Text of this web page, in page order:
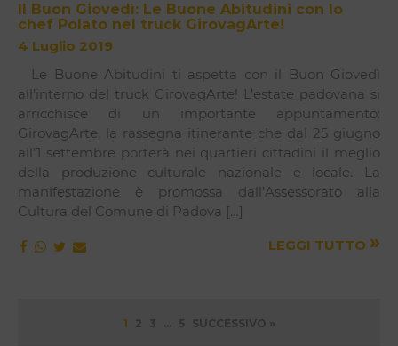
Il Buon Giovedì: Le Buone Abitudini con lo
chef Polato nel truck GirovagArte!
4 Luglio 2019
Le Buone Abitudini ti aspetta con il Buon Giovedì
all’interno del truck GirovagArte! L’estate padovana si
arricchisce di un importante appuntamento:
GirovagArte, la rassegna itinerante che dal 25 giugno
all’1 settembre porterà nei quartieri cittadini il meglio
della produzione culturale nazionale e locale. La
manifestazione è promossa dall’Assessorato alla
Cultura del Comune di Padova […]
LEGGI TUTTO »
Paginazione
1 2 3 5 SUCCESSIVO »